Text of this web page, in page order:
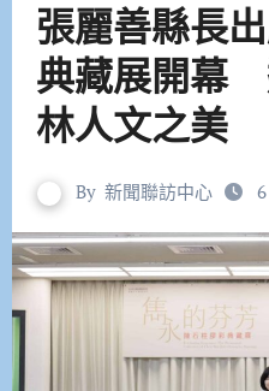
張麗善縣長
典藏展開幕
林人文之美
By 新聞聯訪中心